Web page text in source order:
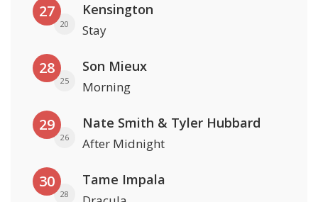
27
20
Kensington
Stay
28
25
Son Mieux
Morning
29
26
Nate Smith & Tyler Hubbard
After Midnight
30
28
Tame Impala